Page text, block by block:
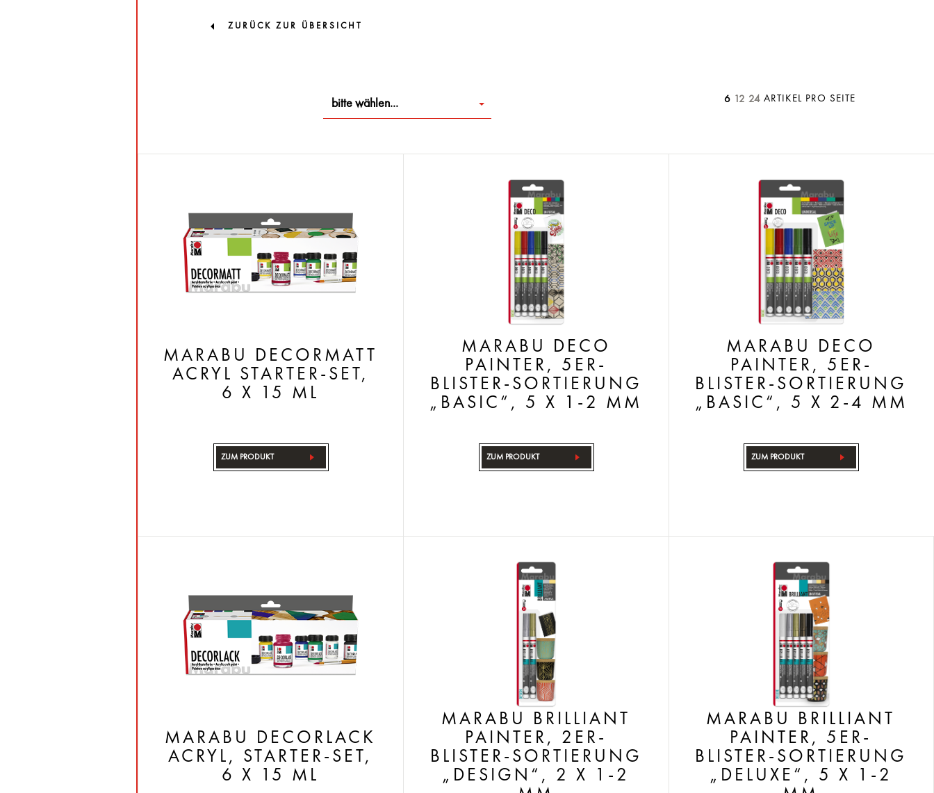
ZURÜCK ZUR ÜBERSICHT
bitte wählen... 6 12 24 ARTIKEL PRO SEITE
MARABU DECORMATT
ACRYL STARTER-SET,
6 X 15 ML
ZUM PRODUKT
MARABU DECO
PAINTER, 5ER-
BLISTER-SORTIERUNG
„BASIC“, 5 X 1-2 MM
ZUM PRODUKT
MARABU DECO
PAINTER, 5ER-
BLISTER-SORTIERUNG
„BASIC“, 5 X 2-4 MM
ZUM PRODUKT
MARABU DECORLACK
ACRYL, STARTER-SET,
6 X 15 ML
MARABU BRILLIANT
PAINTER, 2ER-
BLISTER-SORTIERUNG
„DESIGN“, 2 X 1-2
MARABU BRILLIANT
PAINTER, 5ER-
BLISTER-SORTIERUNG
„DELUXE“, 5 X 1-2